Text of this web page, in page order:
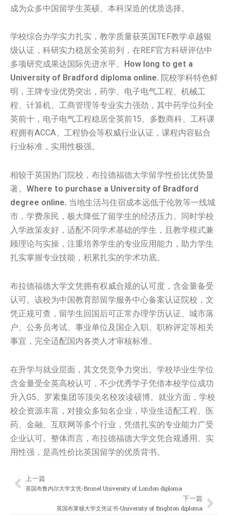
成为众多中国留学生英硕、本科深造的优质选择。
学校综合办学实力扎实，教学质量获英国TEF教学卓越银
级认证，科研实力稳居全英前列，在REF官方科研评估中
多项研究成果达国际先进水平。
How long to get a
University of Bradford diploma online. 院校学科特色鲜
明，王牌专业优势突出，药学、电子电气工程、机械工
程、计算机、工商管理等专业实力强劲，其中药学位列全
英前十，电子电气工程稳居全英前15。多数商科、工科课
程拥有ACCA、工程协会等权威行业认证，课程内容贴合
行业标准，实用性极强。
相较于英国热门院校，布拉德福德大学留学性价比优势显
著。 Where to purchase a University of Bradford
degree online. 当地生活与住宿成本远低于伦敦等一线城
市，学费亲民，极大降低了留学生的经济压力。同时学校
入学政策友好，适配不同学术基础的学生，且教学模式兼
顾理论与实操，注重培养学生的专业应用能力，助力学生
扎实掌握专业技能，积累扎实的学术功底。
布拉德福德大学文凭拥有权威合规的认可度，含金量备受
认可。该校为中国教育部留学服务中心备案认证院校，文
凭正规可查，留学生回国后可正常办理学历认证、城市落
户、公务员考试、事业单位及国企入职、职称评定等相关
事宜，完全适配国内各类人才审核标准。
在升学与就业层面，其文凭竞争力突出。学校毕业生学位
含金量受全英高校认可，不少优秀学子凭借本校学位成功
升入G5、罗素集团等顶尖名校攻读硕博。就业方面，学校
校企资源丰富，对接众多知名企业，毕业生适配工程、医
药、金融、互联网等多个行业，凭借扎实的专业能力广受
企业认可。整体而言，布拉德福德大学文凭合规通用、实
用性强，是高性价比英国留学的优质背书。
Prev
上一篇
英国布鲁内尔大学文凭-Brunel University of London diploma
下一篇
英国布莱顿大学文凭证书-University of Brighton diploma